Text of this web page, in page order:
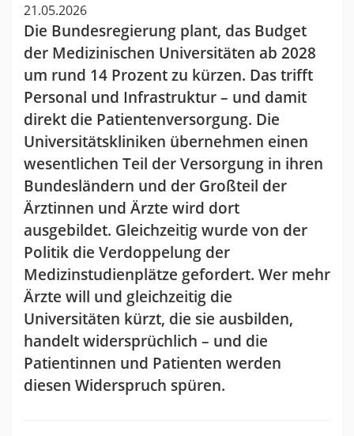
21.05.2026
Die Bundesregierung plant, das Budget
der Medizinischen Universitäten ab 2028
um rund 14 Prozent zu kürzen. Das trifft
Personal und Infrastruktur – und damit
direkt die Patientenversorgung. Die
Universitätskliniken übernehmen einen
wesentlichen Teil der Versorgung in ihren
Bundesländern und der Großteil der
Ärztinnen und Ärzte wird dort
ausgebildet. Gleichzeitig wurde von der
Politik die Verdoppelung der
Medizinstudienplätze gefordert. Wer mehr
Ärzte will und gleichzeitig die
Universitäten kürzt, die sie ausbilden,
handelt widersprüchlich – und die
Patientinnen und Patienten werden
diesen Widerspruch spüren.